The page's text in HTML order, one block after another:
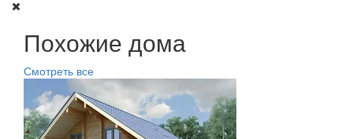
Похожие дома
Смотреть все